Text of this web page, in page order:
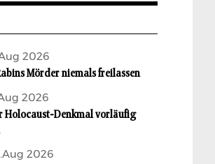
2026
Mörder niemals freilassen
2026
Holocaust-Denkmal vorläufig
2026